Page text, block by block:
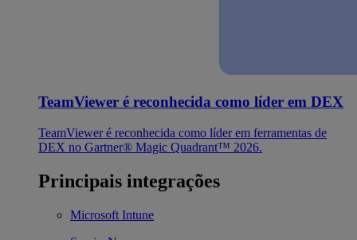
TeamViewer é reconhecida como líder em DEX
TeamViewer é reconhecida como líder em ferramentas de
DEX no Gartner® Magic Quadrant™ 2026.
Principais integrações
Microsoft Intune